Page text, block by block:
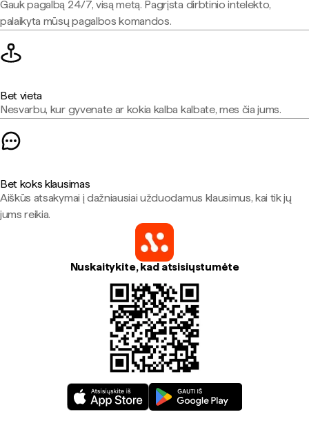
Gauk pagalbą 24/7, visą metą. Pagrįsta dirbtinio intelekto,
palaikyta mūsų pagalbos komandos.
Bet vieta
Nesvarbu, kur gyvenate ar kokia kalba kalbate, mes čia jums.
Bet koks klausimas
Aiškūs atsakymai į dažniausiai užduodamus klausimus, kai tik jų
jums reikia.
Nuskaitykite, kad atsisiųstumėte